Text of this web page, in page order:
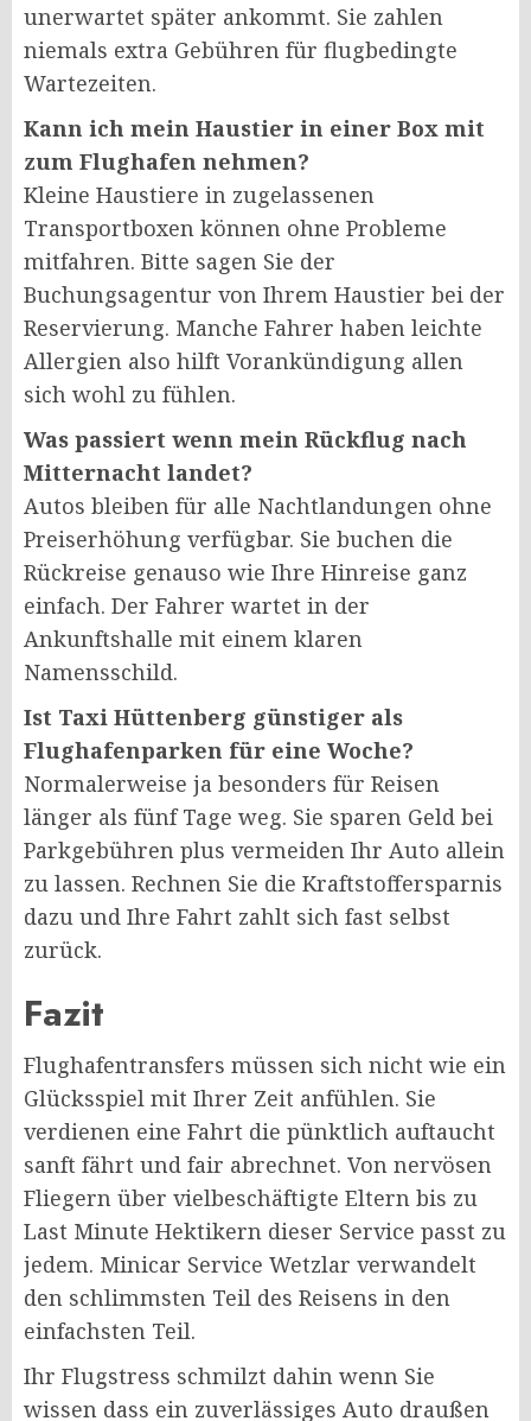
unerwartet später ankommt. Sie zahlen
niemals extra Gebühren für flugbedingte
Wartezeiten.
Kann ich mein Haustier in einer Box mit
zum Flughafen nehmen?
Kleine Haustiere in zugelassenen
Transportboxen können ohne Probleme
mitfahren. Bitte sagen Sie der
Buchungsagentur von Ihrem Haustier bei der
Reservierung. Manche Fahrer haben leichte
Allergien also hilft Vorankündigung allen
sich wohl zu fühlen.
Was passiert wenn mein Rückflug nach
Mitternacht landet?
Autos bleiben für alle Nachtlandungen ohne
Preiserhöhung verfügbar. Sie buchen die
Rückreise genauso wie Ihre Hinreise ganz
einfach. Der Fahrer wartet in der
Ankunftshalle mit einem klaren
Namensschild.
Ist Taxi Hüttenberg günstiger als
Flughafenparken für eine Woche?
Normalerweise ja besonders für Reisen
länger als fünf Tage weg. Sie sparen Geld bei
Parkgebühren plus vermeiden Ihr Auto allein
zu lassen. Rechnen Sie die Kraftstoffersparnis
dazu und Ihre Fahrt zahlt sich fast selbst
zurück.
Fazit
Flughafentransfers müssen sich nicht wie ein
Glücksspiel mit Ihrer Zeit anfühlen. Sie
verdienen eine Fahrt die pünktlich auftaucht
sanft fährt und fair abrechnet. Von nervösen
Fliegern über vielbeschäftigte Eltern bis zu
Last Minute Hektikern dieser Service passt zu
jedem. Minicar Service Wetzlar verwandelt
den schlimmsten Teil des Reisens in den
einfachsten Teil.
Ihr Flugstress schmilzt dahin wenn Sie
wissen dass ein zuverlässiges Auto draußen